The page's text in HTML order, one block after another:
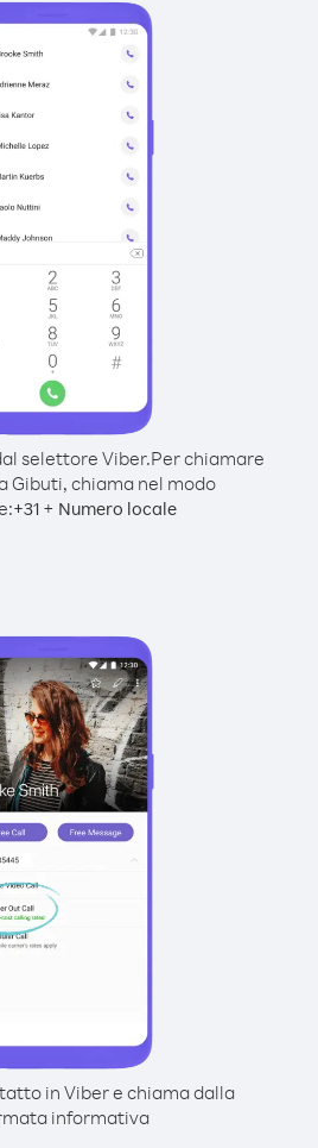
selettore Viber.Per chiamare
Gibuti, chiama nel modo
+31+ Numero locale
in Viber e chiama dalla
informativa